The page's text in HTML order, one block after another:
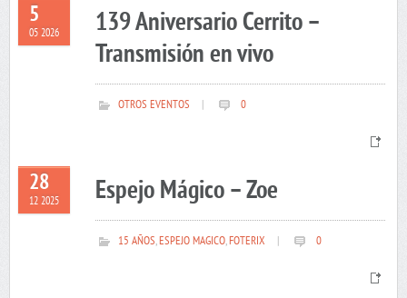
5
05 2026
139 Aniversario Cerrito –
Transmisión en vivo
OTROS EVENTOS 0
28
12 2025 Espejo Mágico – Zoe
15 AÑOS,ESPEJO MAGICO,FOTERIX 0